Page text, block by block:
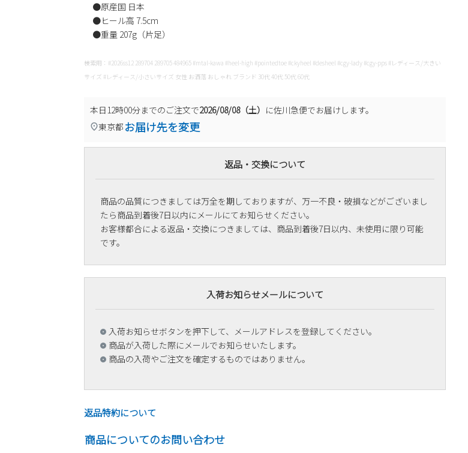
●原産国 日本
●ヒール高 7.5cm
●重量 207g（片足）
検索用：#2026ss12 289704 289705 484965 #mtal-kawa #heel-high #pointedtoe #ckyheel #desheel #cgy-lady #cgy-pps #レディース/大きい
サイズ #レディース/小さいサイズ 女性 お洒落 おしゃれ ブランド 30代 40代 50代 60代
本日12時00分までのご注文で2026/08/08（土） に佐川急便でお届けします。
東京都 お届け先を変更
返品・交換について
商品の品質につきましては万全を期しておりますが、万一不良・破損などがございまし
たら商品到着後7日以内にメールにてお知らせください。
お客様都合による返品・交換につきましては、商品到着後7日以内、未使用に限り可能
です。
入荷お知らせメールについて
入荷お知らせボタンを押下して、メールアドレスを登録してください。
商品が入荷した際にメールでお知らせいたします。
商品の入荷やご注文を確定するものではありません。
返品特約について
商品についてのお問い合わせ